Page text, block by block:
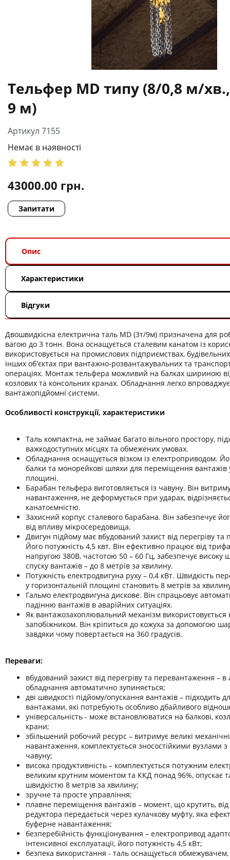
Тельфер МD типу (8/0,8 м/
9 м)
Артикул 7155
Немає в наявності
43000.00 грн.
Запитати
Опис
Характеристики
Відгуки
Двошвидкісна електрична таль MD (3т/9м) призначена для
вагою до 3 тонн. Вона оснащується сталевим канатом із
використовується на промислових підприємствах,
інших об'єктах при вантажно-розвантажувальних та
операціях. Монтаж тельфера можливий на балках шириною
козлових та консольних кранах. Обладнання легко
вантажопідйомні системи.
Особливості конструкції, характеристики
Таль компактна, не займає багато вільного простору,
важкодоступних місцях та обмежених умовах.
Обладнання оснащується візком із електроприводом.
балки та монорейкові шляхи для переміщення вантажів
площині.
Барабан тельфера виготовляється із чавуну. Він
навантаження, не деформується при ударах,
канатоємністю.
Захисний корпус сталевого барабана. Він забезпечує
від впливу мікросередовища.
Двигун підйому має вбудований захист від перегріву
Його потужність 4,5 квт. Він ефективно працює від
напругою 380В, частотою 50 – 60 Гц, забезпечує високу
спуску вантажів – до 8 метрів за хвилину.
Потужність електродвигуна руху – 0,4 кВт. Швидкість
у горизонтальній площині становить 8 метрів за
Гальмо електродвигуна дискове. Він спрацьовує
падінню вантажів в аварійних ситуаціях.
Як вантажозахоплювальний механізм використовується
запобіжником. Він кріпиться до кожуха за допомогою
завдяки чому повертається на 360 градусів.
Переваги:
вбудований захист від перегріву та перевантаження – в
обладнання автоматично зупиняється;
дві швидкості підйому/опускання вантажів – підходить
вантажами, які потребують особливо дбайливого
універсальність - може встановлюватися на балкові,
крани;
збільшений робочий ресурс – витримує великі механічні
навантаження, комплектується зносостійкими вузлами з
чавуну;
висока продуктивність – комплектується потужним
великим крутним моментом та ККД понад 96%, опускає
швидкістю 8 метрів за хвилину;
зручне та просте управління;
плавне переміщення вантажів – момент, що крутить, від
редуктора передається через кулачкову муфту, яка
буферне навантаження;
безперебійність функціонування – електропривод
інтенсивної експлуатації, його потужність 4,5 кВт;
безпека використання - таль оснащується